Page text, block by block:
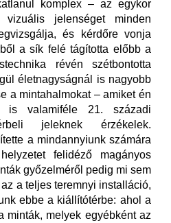
komplex – az egykor
vizuális jelenséget minden
és kérdőre vonja
a sík felé tágította előbb a
révén szétbontotta
életnagyságnál is nagyobb
a mintahalmokat – amiket én
is valamiféle 21. századi
jeleknek érzékelek.
a mindannyiunk számára
felidéző magányos
győzelméről pedig mi sem
a teljes teremnyi installáció,
ebbe a kiállítótérbe: ahol a
minták, melyek egyébként az